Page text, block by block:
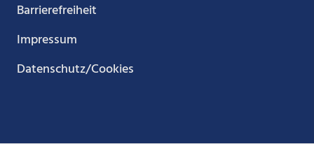
Barrierefreiheit
Impressum
Datenschutz/Cookies